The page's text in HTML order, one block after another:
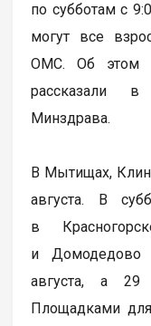
по субботам с
могут все
ОМС. Об этом
рассказали в
Минздрава.
В Мытищах,
августа. В
в
и Домодедово
августа, а 29
Площадками для